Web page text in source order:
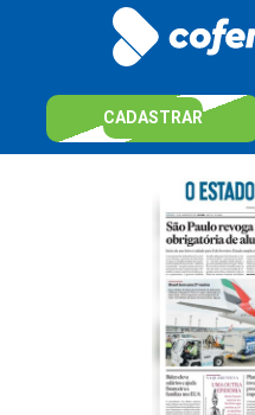
CADASTRAR